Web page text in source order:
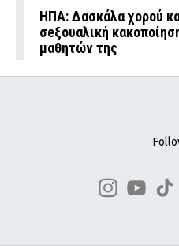
ΗΠΑ: Δασκάλα χορού
σeξουαλική
μαθητών της